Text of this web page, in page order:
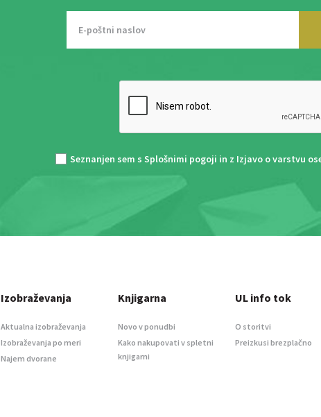
Seznanjen sem s Splošnimi pogoji in z Izjavo o varstvu
Izobraževanja
Aktualna izobraževanja
Izobraževanja po meri
Najem dvorane
Knjigarna
Novo v ponudbi
Kako nakupovati v spletni
knjigarni
UL info tok
O storitvi
Preizkusi brezplačno